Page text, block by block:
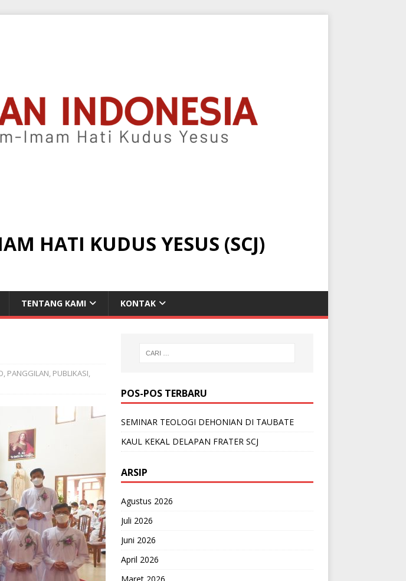
HATI KUDUS YESUS (SCJ)
TENTANG KAMI KONTAK
, PANGGILAN, PUBLIKASI,
POS-POS TERBARU
SEMINAR TEOLOGI DEHONIAN DI TAUBATE
KAUL KEKAL DELAPAN FRATER SCJ
ARSIP
Agustus 2026
Juli 2026
Juni 2026
April 2026